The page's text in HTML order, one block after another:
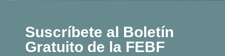
Suscríbete al Boletín
Gratuito de la FEBF